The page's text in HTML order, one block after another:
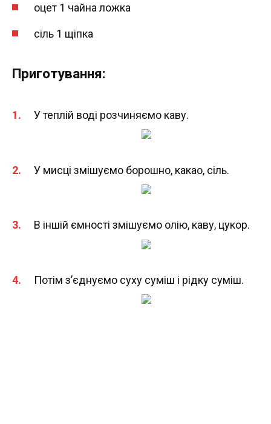
оцет 1 чайна ложка
сіль 1 щіпка
Приготування:
У теплій воді розчиняємо каву.
У мисці змішуємо борошно, какао, сіль.
В іншій ємності змішуємо олію, каву, цукор.
Потім з’єднуємо суху суміш і рідку суміш.